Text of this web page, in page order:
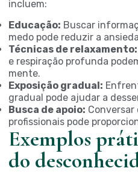
incluem:
Educação: Buscar
medo pode reduzir a
Técnicas de relaxamento:
e respiração profunda
mente.
Exposição gradual:
gradual pode ajudar a
Busca de apoio: Conversar
profissionais pode
Exemplos
do